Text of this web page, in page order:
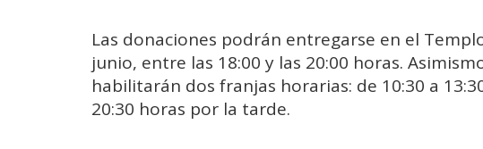
Las donaciones podrán entregarse en el
junio, entre las 18:00 y las 20:00 horas.
habilitarán dos franjas horarias: de 10:30 a
20:30 horas por la tarde.